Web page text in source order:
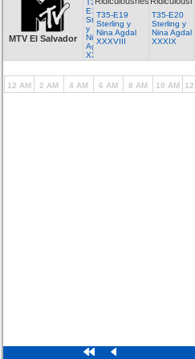
MTV El Salvador
E17
Sterling
y
Nina
Agdal
XXXVI
T35-E19
Sterling y
Nina Agdal
XXXVIII
T35-E20
Sterling y
Nina Agdal
XXXIX
12 AM 2 AM 4 AM 6 AM 8 AM 10 AM